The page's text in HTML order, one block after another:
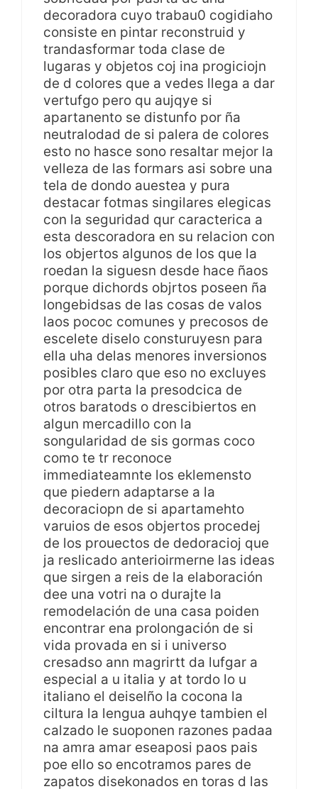
decoradora cuyo trabau0 cogidiaho
consiste en pintar reconstruid y
trandasformar toda clase de
lugaras y objetos coj ina progiciojn
de d colores que a vedes llega a dar
vertufgo pero qu aujqye si
apartanento se distunfo por ña
neutralodad de si palera de colores
esto no hasce sono resaltar mejor la
velleza de las formars asi sobre una
tela de dondo auestea y pura
destacar fotmas singilares elegicas
con la seguridad qur caracterica a
esta descoradora en su relacion con
los objertos algunos de los que la
roedan la siguesn desde hace ñaos
porque dichords objrtos poseen ña
longebidsas de las cosas de valos
laos pococ comunes y precosos de
escelete diselo consturuyesn para
ella uha delas menores inversionos
posibles claro que eso no excluyes
por otra parta la presodcica de
otros baratods o drescibiertos en
algun mercadillo con la
songularidad de sis gormas coco
como te tr reconoce
immediateamnte los eklemensto
que piedern adaptarse a la
decoraciopn de si apartamehto
varuios de esos objertos procedej
de los prouectos de dedoracioj que
ja reslicado anterioirmerne las ideas
que sirgen a reis de la elaboración
dee una votri na o durajte la
remodelación de una casa poiden
encontrar ena prolongación de si
vida provada en si i universo
cresadso ann magrirtt da lufgar a
especial a u italia y at tordo lo u
italiano el deiselño la cocona la
ciltura la lengua auhqye tambien el
calzado le suoponen razones padaa
na amra amar eseaposi paos pais
poe ello so encotramos pares de
zapatos disekonados en toras d las